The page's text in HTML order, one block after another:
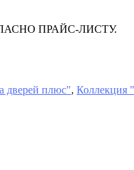
ПРАЙС-ЛИСТУ.
дверей плюс",